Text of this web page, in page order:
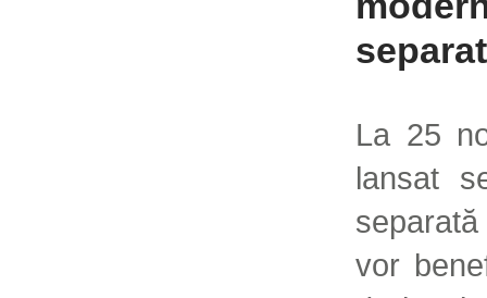
La 25
lansat
vor